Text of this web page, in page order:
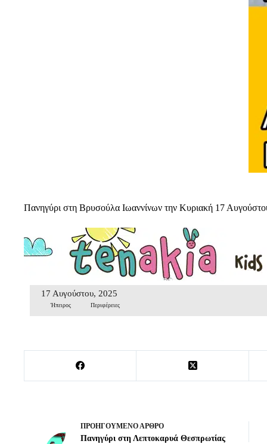
Πανηγύρι στη Βρυσούλα Ιωαννίνων την Κυριακή 17
17 Αυγούστου, 2025
Ήπειρος Περιφέρειες
ΠΡΟΗΓΟΎΜΕΝΟΆΡΘΡΟ
Πανηγύρι στη Λεπτοκαρυά Θεσπρωτίας